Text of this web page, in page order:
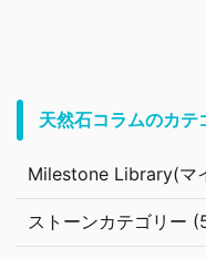
天然石コラムのカテ
Milestone Library(マ
ストーンカテゴリー